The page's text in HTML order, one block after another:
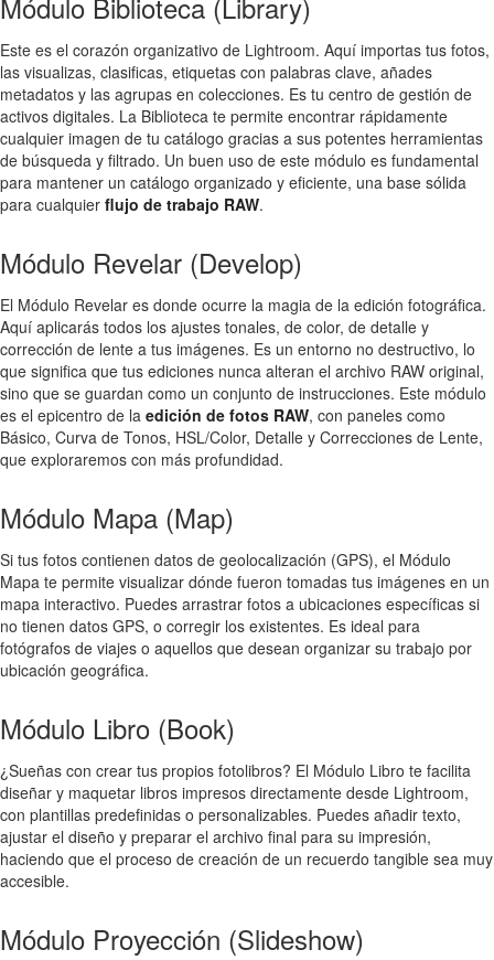
Este es el corazón organizativo de Lightroom. Aquí importas tus fotos,
las visualizas, clasificas, etiquetas con palabras clave, añades
metadatos y las agrupas en colecciones. Es tu centro de gestión de
activos digitales. La Biblioteca te permite encontrar rápidamente
cualquier imagen de tu catálogo gracias a sus potentes herramientas
de búsqueda y filtrado. Un buen uso de este módulo es fundamental
para mantener un catálogo organizado y eficiente, una base sólida
para cualquier flujo de trabajo RAW.
Módulo Revelar (Develop)
El Módulo Revelar es donde ocurre la magia de la edición fotográfica.
Aquí aplicarás todos los ajustes tonales, de color, de detalle y
corrección de lente a tus imágenes. Es un entorno no destructivo, lo
que significa que tus ediciones nunca alteran el archivo RAW original,
sino que se guardan como un conjunto de instrucciones. Este módulo
es el epicentro de la edición de fotos RAW, con paneles como
Básico, Curva de Tonos, HSL/Color, Detalle y Correcciones de Lente,
que exploraremos con más profundidad.
Módulo Mapa (Map)
Si tus fotos contienen datos de geolocalización (GPS), el Módulo
Mapa te permite visualizar dónde fueron tomadas tus imágenes en un
mapa interactivo. Puedes arrastrar fotos a ubicaciones específicas si
no tienen datos GPS, o corregir los existentes. Es ideal para
fotógrafos de viajes o aquellos que desean organizar su trabajo por
ubicación geográfica.
Módulo Libro (Book)
¿Sueñas con crear tus propios fotolibros? El Módulo Libro te facilita
diseñar y maquetar libros impresos directamente desde Lightroom,
con plantillas predefinidas o personalizables. Puedes añadir texto,
ajustar el diseño y preparar el archivo final para su impresión,
haciendo que el proceso de creación de un recuerdo tangible sea muy
accesible.
Módulo Proyección (Slideshow)